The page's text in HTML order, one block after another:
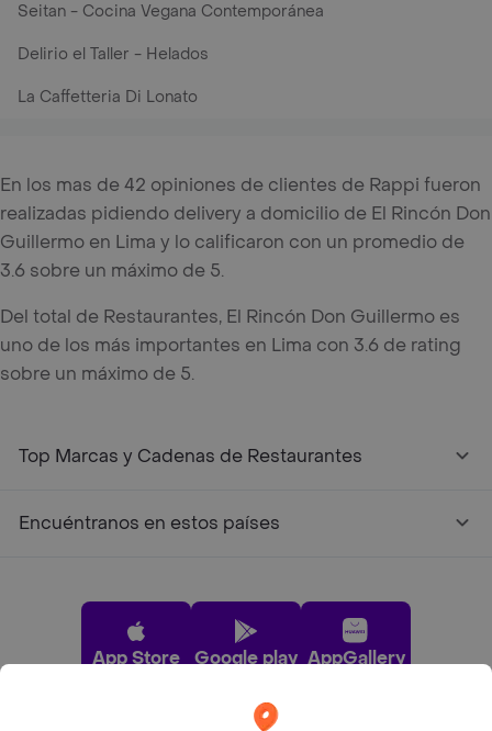
Seitan - Cocina Vegana Contemporánea
Delirio el Taller - Helados
La Caffetteria Di Lonato
En los mas de 42 opiniones de clientes de Rappi fueron
realizadas pidiendo delivery a domicilio de El Rincón Don
Guillermo en Lima y lo calificaron con un promedio de
3.6 sobre un máximo de 5.
Del total de Restaurantes, El Rincón Don Guillermo es
uno de los más importantes en Lima con 3.6 de rating
sobre un máximo de 5.
Top Marcas y Cadenas de Restaurantes
Encuéntranos en estos países
App Store Google play AppGallery